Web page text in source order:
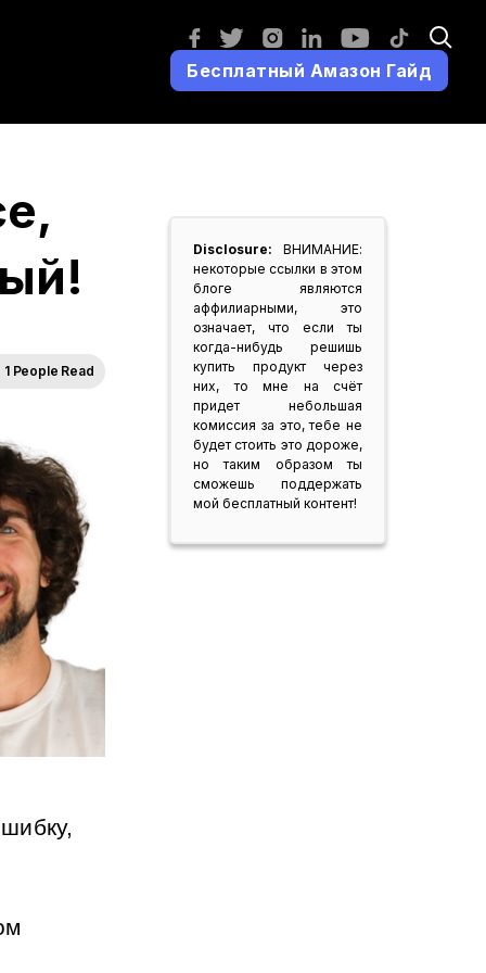
Бесплатный Амазон Гайд
1 People Read
Disclosure:
ВНИМАНИЕ:
некоторые ссылки в этом
блоге являются
аффилиарными, это
означает, что если ты
когда-нибудь решишь
купить продукт через
них, то мне на счёт
придет небольшая
комиссия за это, тебе не
будет стоить это дороже,
но таким образом ты
сможешь поддержать
мой бесплатный контент!